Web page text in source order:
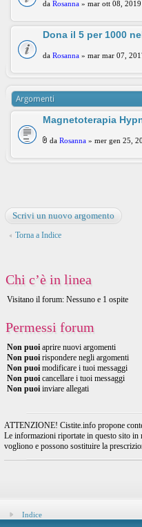
da Rosanna » mar ott 08,
Dona il 5 per 1000
da Rosanna » mar mar 07,
Argomenti
Magnetoterapia
da Rosanna » mer gen 25,
Scrivi un nuovo argomento
Torna a Indice
Chi c’è in linea
Visitano il forum: Nessuno e 1 ospite
Permessi forum
Non puoi aprire nuovi argomenti
Non puoi rispondere negli argomenti
Non puoi modificare i tuoi messaggi
Non puoi cancellare i tuoi messaggi
Non puoi inviare allegati
ATTENZIONE! Cistite.info propone
Le informazioni riportate in questo sito in
vogliono e possono sostituire la
Indice